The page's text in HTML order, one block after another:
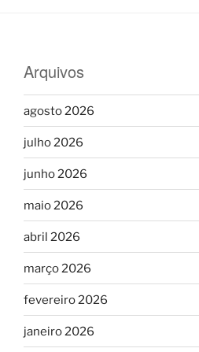
Arquivos
agosto 2026
julho 2026
junho 2026
maio 2026
abril 2026
março 2026
fevereiro 2026
janeiro 2026